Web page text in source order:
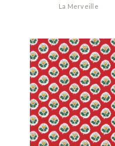
La Merveille